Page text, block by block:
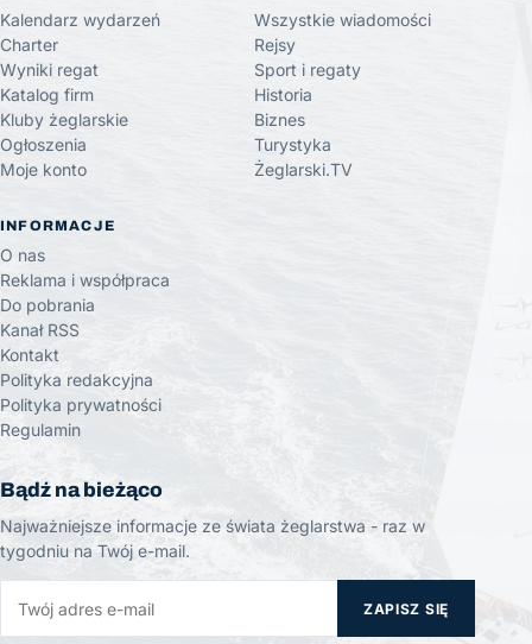
Kalendarz wydarzeń
Charter
Wyniki regat
Katalog firm
Kluby żeglarskie
Ogłoszenia
Moje konto
Wszystkie wiadomości
Rejsy
Sport i regaty
Historia
Biznes
Turystyka
Żeglarski.TV
INFORMACJE
O nas
Reklama i współpraca
Do pobrania
Kanał RSS
Kontakt
Polityka redakcyjna
Polityka prywatności
Regulamin
Bądź na bieżąco
Najważniejsze informacje ze świata żeglarstwa - raz w
tygodniu na Twój e-mail.
ZAPISZ SIĘ